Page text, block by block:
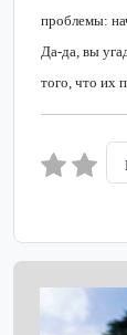
проблемы:
Да-да, вы
того, что их